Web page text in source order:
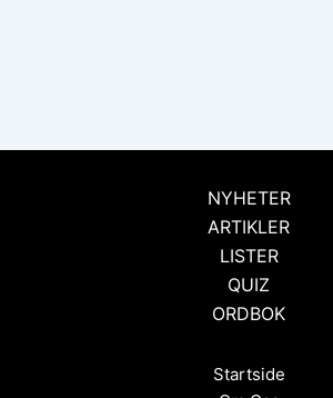
NYHETER
ARTIKLER
LISTER
QUIZ
ORDBOK
Startside